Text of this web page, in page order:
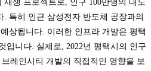
생 프로젝트로, 인구 100만명의 대도
특히 인근 삼성전자 반도체 공장과의
상됩니다. 이러한 인프라 개발은 평택
입니다. 실제로, 2022년 평택시의 인구
레인시티 개발의 직접적인 영향을 보